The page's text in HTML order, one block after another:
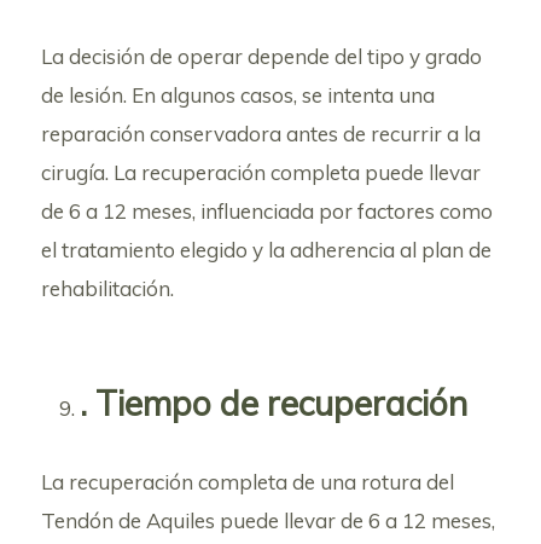
La decisión de operar depende del tipo y grado
de lesión. En algunos casos, se intenta una
reparación conservadora antes de recurrir a la
cirugía. La recuperación completa puede llevar
de 6 a 12 meses, influenciada por factores como
el tratamiento elegido y la adherencia al plan de
rehabilitación.
. Tiempo de recuperación
La recuperación completa de una rotura del
Tendón de Aquiles puede llevar de 6 a 12 meses,